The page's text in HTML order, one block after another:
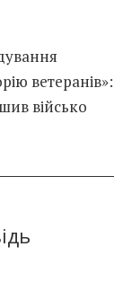
ветеранів»:
військо